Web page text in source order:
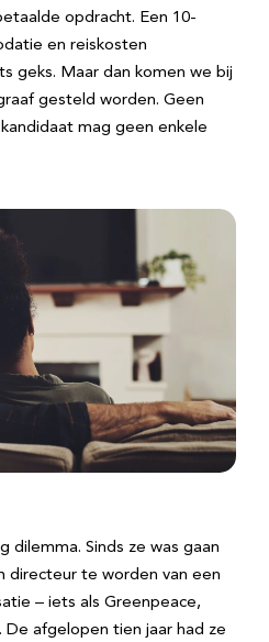
opdracht. Een 10-
en reiskosten
geks. Maar dan komen we bij
gesteld worden. Geen
mag geen enkele
Sinds ze was gaan
directeur te worden van een
– iets als Greenpeace,
afgelopen tien jaar had ze